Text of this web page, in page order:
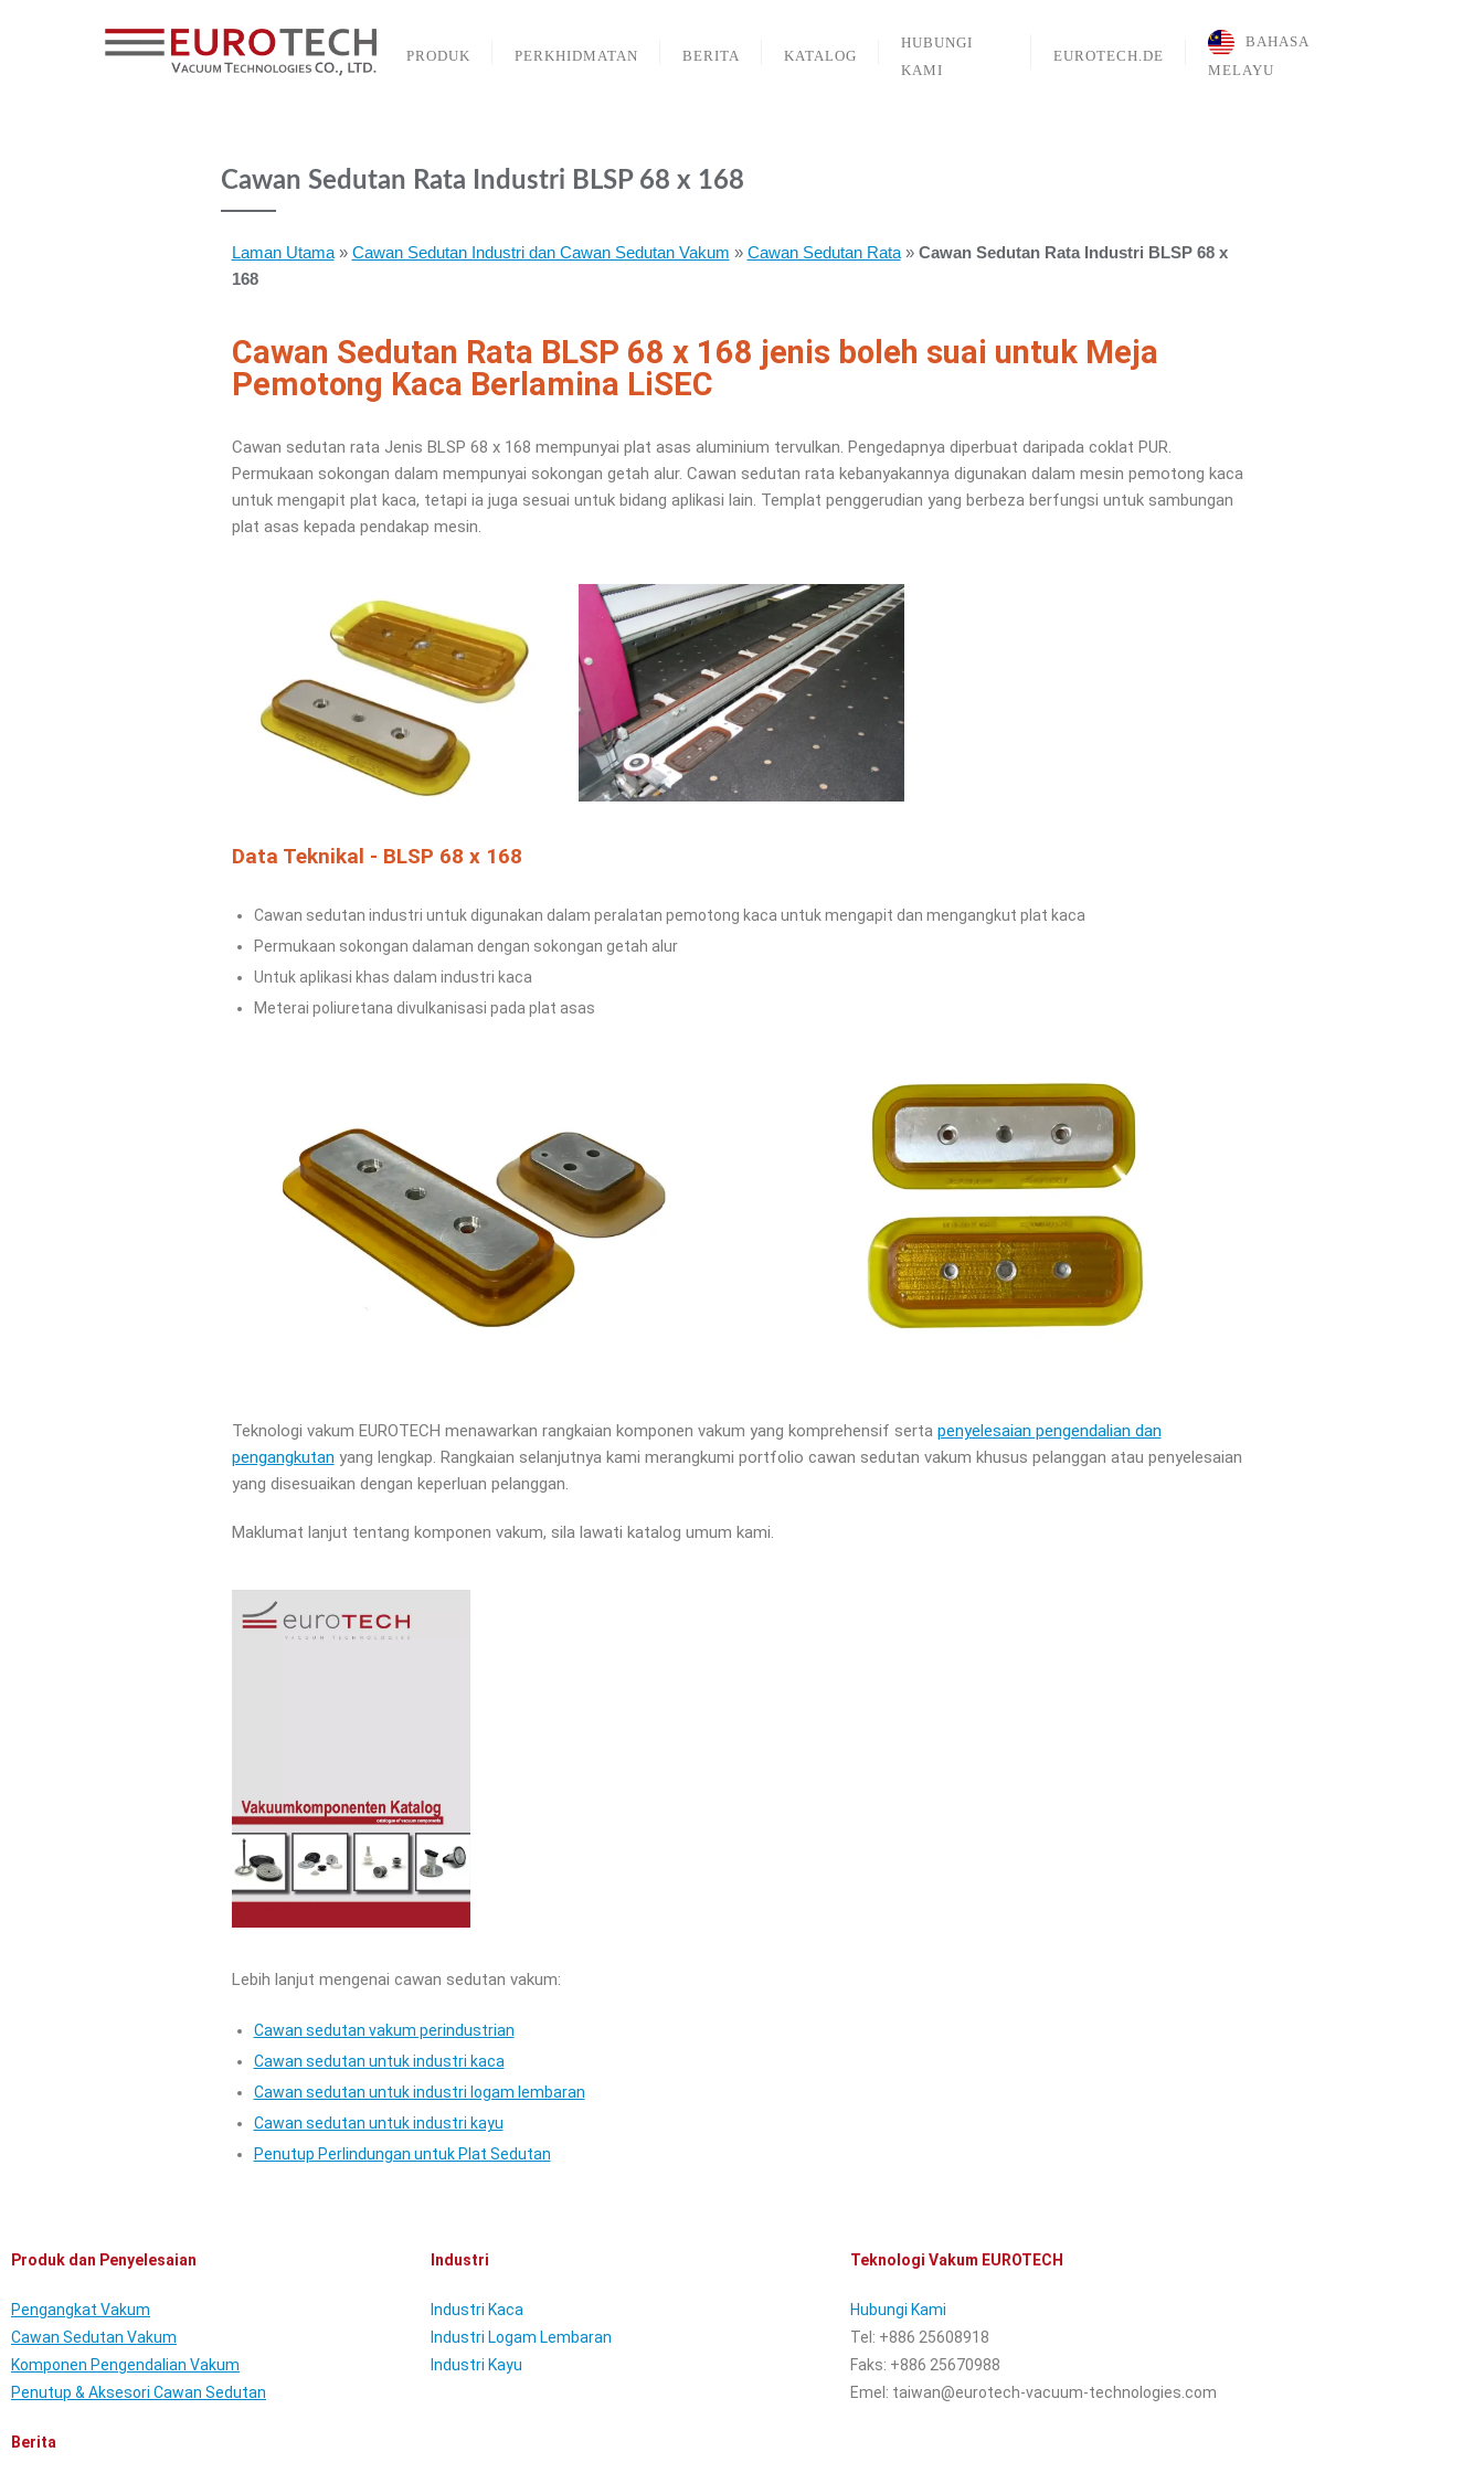
PRODUK PERKHIDMATAN BERITA KATALOG
HUBUNGI
KAMI
EUROTECH.DE
BAHASA
MELAYU
Cawan Sedutan Rata Industri BLSP 68 x 168
Laman Utama» Cawan Sedutan Industri dan Cawan Sedutan Vakum » Cawan Sedutan Rata» Cawan Sedutan Rata Industri BLSP 68 x
168
Cawan Sedutan Rata BLSP 68 x 168 jenis boleh suai untuk Meja
Pemotong Kaca Berlamina LiSEC
Cawan sedutan rata Jenis BLSP 68 x 168 mempunyai plat asas aluminium tervulkan. Pengedapnya diperbuat daripada coklat PUR.
Permukaan sokongan dalam mempunyai sokongan getah alur. Cawan sedutan rata kebanyakannya digunakan dalam mesin pemotong kaca
untuk mengapit plat kaca, tetapi ia juga sesuai untuk bidang aplikasi lain. Templat penggerudian yang berbeza berfungsi untuk sambungan
plat asas kepada pendakap mesin.
Data Teknikal - BLSP 68 x 168
Cawan sedutan industri untuk digunakan dalam peralatan pemotong kaca untuk mengapit dan mengangkut plat kaca
Permukaan sokongan dalaman dengan sokongan getah alur
Untuk aplikasi khas dalam industri kaca
Meterai poliuretana divulkanisasi pada plat asas
Teknologi vakum EUROTECH menawarkan rangkaian komponen vakum yang komprehensif serta penyelesaian pengendalian dan
pengangkutan yang lengkap. Rangkaian selanjutnya kami merangkumi portfolio cawan sedutan vakum khusus pelanggan atau penyelesaian
yang disesuaikan dengan keperluan pelanggan.
Maklumat lanjut tentang komponen vakum, sila lawati katalog umum kami.
Lebih lanjut mengenai cawan sedutan vakum:
Cawan sedutan vakum perindustrian
Cawan sedutan untuk industri kaca
Cawan sedutan untuk industri logam lembaran
Cawan sedutan untuk industri kayu
Penutup Perlindungan untuk Plat Sedutan
Produk dan Penyelesaian
Pengangkat Vakum
Cawan Sedutan Vakum
Komponen Pengendalian Vakum
Penutup & Aksesori Cawan Sedutan
Berita
Industri
Industri Kaca
Industri Logam Lembaran
Industri Kayu
Teknologi Vakum EUROTECH
Hubungi Kami
Tel: +886 25608918
Faks: +886 25670988
Emel: taiwan@eurotech-vacuum-technologies.com